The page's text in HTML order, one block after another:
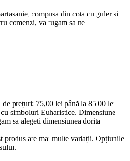
compusa din cota cu guler si
comenzi, va rugam sa ne
de prețuri: 75,00 lei până la 85,00 lei
simboluri Euharistice. Dimensiune
sa alegeti dimensiunea dorita
produs are mai multe variații. Opțiunile